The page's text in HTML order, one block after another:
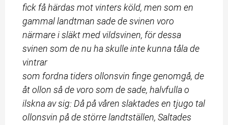
fick få härdas mot vinters köld, men som en
gammal landtman sade de svinen voro
närmare i släkt med vildsvinen, för dessa
svinen som de nu ha skulle inte kunna tåla de
vintrar
som fordna tiders ollonsvin finge genomgå, de
åt ollon så de voro som de sade, halvfulla o
ilskna av sig: Då på våren slaktades en tjugo tal
ollonsvin på de större landtställen, Saltades